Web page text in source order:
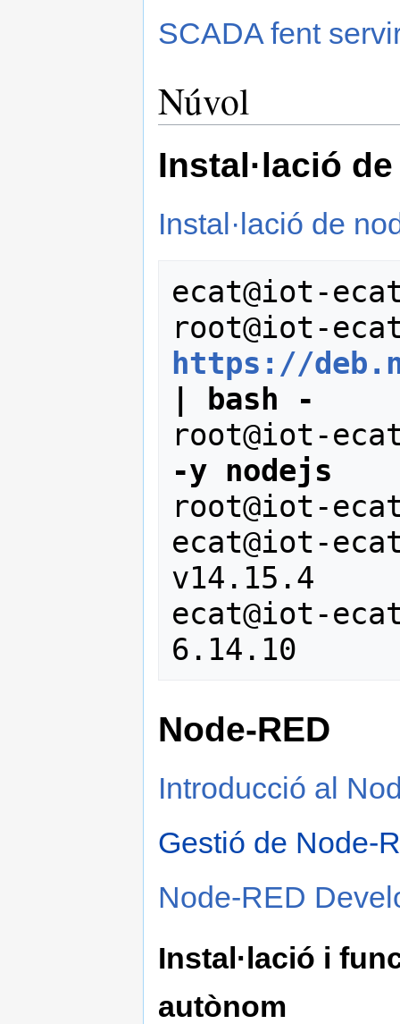
SCADA fent
Núvol
Instal·lació
Instal·lació de
ecat@iot-
root@iot-
https://
| bash -
root@iot-
-y nodejs
root@iot-
ecat@iot-
v14.15.4
ecat@iot-
Node-RED
Introducció al
Gestió de Node-
Node-RED
Instal·lació i
autònom